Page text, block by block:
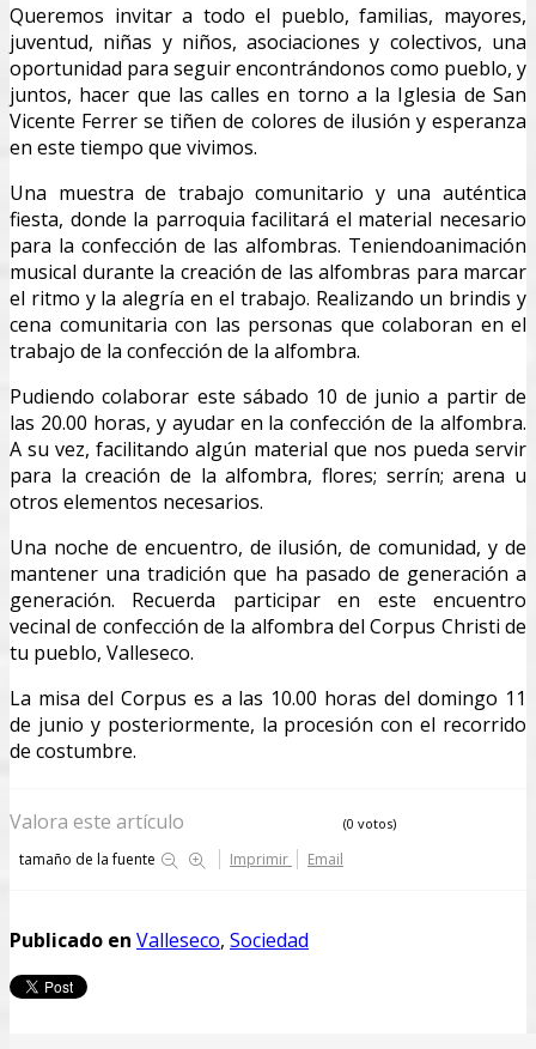
Queremos invitar a todo el pueblo, familias, mayores,
juventud, niñas y niños, asociaciones y colectivos, una
oportunidad para seguir encontrándonos como pueblo, y
juntos, hacer que las calles en torno a la Iglesia de San
Vicente Ferrer se tiñen de colores de ilusión y esperanza
en este tiempo que vivimos.
Una muestra de trabajo comunitario y una auténtica
fiesta, donde la parroquia facilitará el material necesario
para la confección de las alfombras. Teniendoanimación
musical durante la creación de las alfombras para marcar
el ritmo y la alegría en el trabajo. Realizando un brindis y
cena comunitaria con las personas que colaboran en el
trabajo de la confección de la alfombra.
Pudiendo colaborar este sábado 10 de junio a partir de
las 20.00 horas, y ayudar en la confección de la alfombra.
A su vez, facilitando algún material que nos pueda servir
para la creación de la alfombra, flores; serrín; arena u
otros elementos necesarios.
Una noche de encuentro, de ilusión, de comunidad, y de
mantener una tradición que ha pasado de generación a
generación. Recuerda participar en este encuentro
vecinal de confección de la alfombra del Corpus Christi de
tu pueblo, Valleseco.
La misa del Corpus es a las 10.00 horas del domingo 11
de junio y posteriormente, la procesión con el recorrido
de costumbre.
Valora este artículo (0 votos)
tamaño de la fuente Imprimir Email
Publicado en Valleseco, Sociedad